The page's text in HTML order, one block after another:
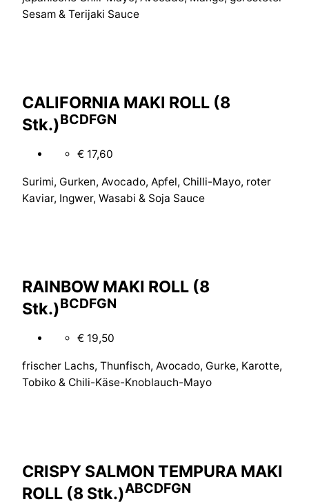
Sesam & Terijaki Sauce
CALIFORNIA MAKI ROLL (8
Stk.)BCDFGN
€ 17,60
Surimi, Gurken, Avocado, Apfel, Chilli-Mayo, roter
Kaviar, Ingwer, Wasabi & Soja Sauce
RAINBOW MAKI ROLL (8
Stk.)BCDFGN
€ 19,50
frischer Lachs, Thunfisch, Avocado, Gurke, Karotte,
Tobiko & Chili-Käse-Knoblauch-Mayo
CRISPY SALMON TEMPURA MAKI
ROLL (8 Stk.)ABCDFGN